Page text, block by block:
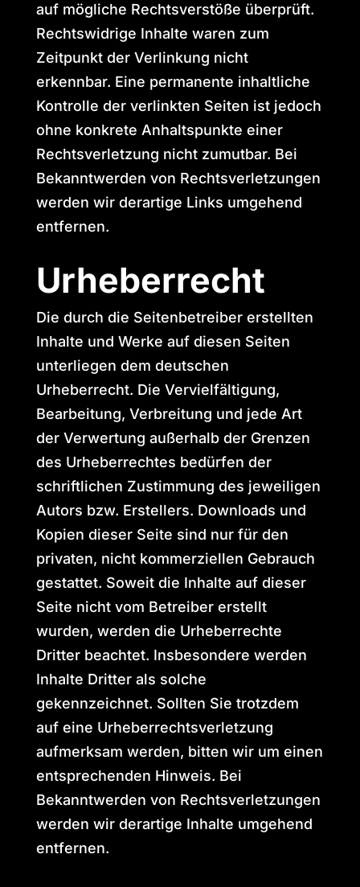
auf mögliche Rechtsverstöße überprüft.
Rechtswidrige Inhalte waren zum
Zeitpunkt der Verlinkung nicht
erkennbar. Eine permanente inhaltliche
Kontrolle der verlinkten Seiten ist jedoch
ohne konkrete Anhaltspunkte einer
Rechtsverletzung nicht zumutbar. Bei
Bekanntwerden von Rechtsverletzungen
werden wir derartige Links umgehend
entfernen.
Urheberrecht
Die durch die Seitenbetreiber erstellten
Inhalte und Werke auf diesen Seiten
unterliegen dem deutschen
Urheberrecht. Die Vervielfältigung,
Bearbeitung, Verbreitung und jede Art
der Verwertung außerhalb der Grenzen
des Urheberrechtes bedürfen der
schriftlichen Zustimmung des jeweiligen
Autors bzw. Erstellers. Downloads und
Kopien dieser Seite sind nur für den
privaten, nicht kommerziellen Gebrauch
gestattet. Soweit die Inhalte auf dieser
Seite nicht vom Betreiber erstellt
wurden, werden die Urheberrechte
Dritter beachtet. Insbesondere werden
Inhalte Dritter als solche
gekennzeichnet. Sollten Sie trotzdem
auf eine Urheberrechtsverletzung
aufmerksam werden, bitten wir um einen
entsprechenden Hinweis. Bei
Bekanntwerden von Rechtsverletzungen
werden wir derartige Inhalte umgehend
entfernen.